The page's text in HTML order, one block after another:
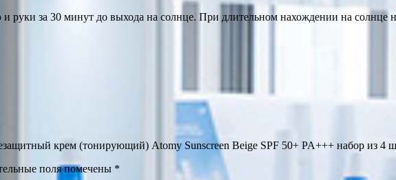
руки за 30 минут до выхода на солнце. При длительном нахождении на солнце
крем (тонирующий) Atomy Sunscreen Beige SPF 50+ PA+++ набор из 4
поля помечены *